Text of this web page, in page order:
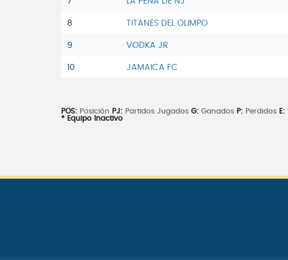
8 TITANES DEL OLIMPO
9 VODKA JR
10 JAMAICA FC
POS: Posición PJ: Partidos Jugados G: Ganados P: Perdidos E:
* Equipo Inactivo